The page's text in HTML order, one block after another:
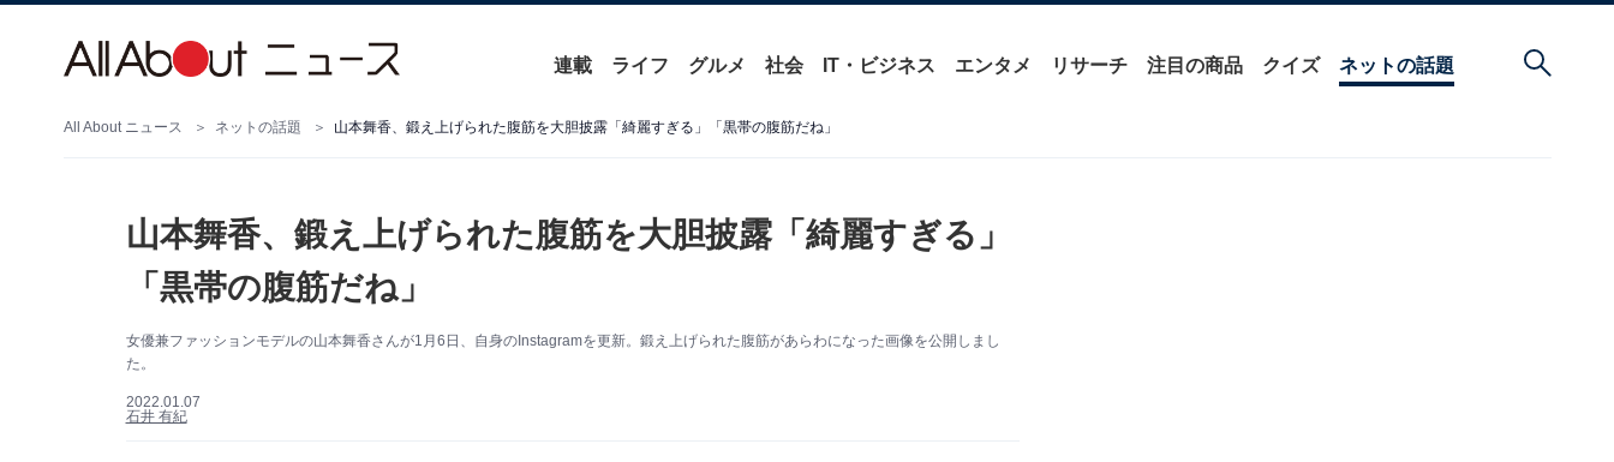
連載 ライフ グルメ 社会 IT・ビジネス エンタメ リサーチ 注目の商品 クイズ ネットの話題
All About ニュース ネットの話題 山本舞香、鍛え上げられた腹筋を大胆披露「綺麗すぎる」「黒帯の腹筋だね」
山本舞香、鍛え上げられた腹筋を大胆披露「綺麗すぎる」
「黒帯の腹筋だね」
女優兼ファッションモデルの山本舞香さんが1月6日、自身のInstagramを更新。鍛え上げられた腹筋があらわになった画像を公開しまし
た。
2022.01.07
石井 有紀